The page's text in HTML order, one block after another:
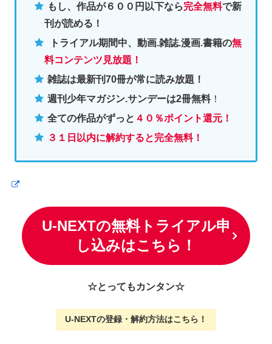
もし、作品が６００円以下なら完全無料で新
刊が読める！
トライアル期間中、動画.雑誌.漫画.書籍の無
料コンテンツ見放題！
雑誌は最新刊70冊が常に読み放題！
週刊少年マガジン.サンデーは2冊無料！
全ての作品がずっと ４０％ポイント還元！
３１日以内に解約すると完全無料！
U-NEXTの無料トライアル申
し込みはこちら！
☆とってもカンタン☆
U-NEXTの登録・解約方法はこちら ！